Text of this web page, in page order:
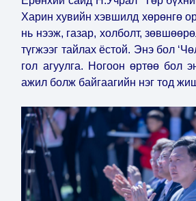
Харин хувийн хэвшилд хөрөнгө
нь нээж, газар, холболт,
түгжээг тайлах ёстой. Энэ бол
гол агуулга. Ногоон өртөө бол
ажил болж байгаагийн нэг тод